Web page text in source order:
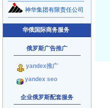
神华集团有限责任公司
华俄国际商务服务
俄罗斯广告推广
yandex推广
yandex seo
企业俄罗斯配套服务